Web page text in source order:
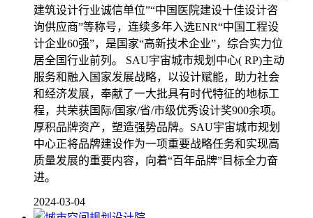
建筑设计行业诚信单位”“中国医院建设十佳设计咨
询供应商”等称号，连续多年入选ENR“中国工程设
计企业60强”，是国家“高新技术企业”，综合实力位
居全国行业前列。 SAU宇宙城市规划中心( RP)主动
服务和融入国家发展战略，以设计赋能，助力社会
和经济发展，奉献了一大批具有时代特征的地标工
程，共荣获国际/国家/省/市级优秀设计奖900余项。
厚积品牌资产，塑造强势品牌。SAU宇宙城市规划
中心正将品牌建设作为一项重要战略任务和实现高
质量发展的重要内容，向着“百年品牌”目标全力奋
进。
2024-03-04